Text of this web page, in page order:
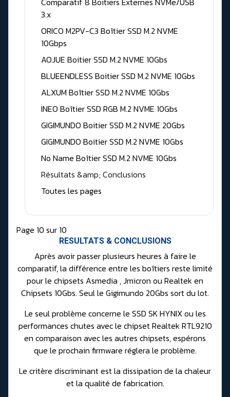
3.x
ORICO M2PV-C3 Boîtier SSD M.2 NVME
10Gbps
AOJUE Boitier SSD M.2 NVME 10Gbs
BLUEENDLESS Boitier SSD M.2 NVME 10Gbs
ALXUM Boîtier SSD M.2 NVME 10Gbs
INEO Boîtier SSD RGB M.2 NVME 10Gbs
GIGIMUNDO Boitier SSD M.2 NVME 20Gbs
GIGIMUNDO Boitier SSD M.2 NVME 10Gbs
No Name Boîtier SSD M.2 NVME 10Gbs
Résultats &amp; Conclusions
Toutes les pages
Page 10 sur 10
RESULTATS & CONCLUSIONS
Après avoir passer plusieurs heures à faire le
comparatif, la différence entre les boîtiers reste limité
pour le chipsets Asmedia , Jmicron ou Realtek en
Chipsets 10Gbs. Seul le Gigimundo 20Gbs sort du lot.
Le seul problème concerne le SSD SK HYNIX ou les
performances chutes avec le chipset Realtek RTL9210
en comparaison avec les autres chipsets, espérons
que le prochain firmware réglera le problème.
Le critère discriminant est la dissipation de la chaleur
et la qualité de fabrication.